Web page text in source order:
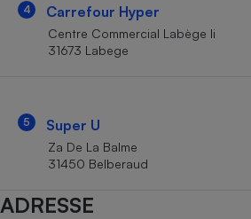
4 Carrefour Hyper
Centre Commercial Labège Ii
31673 Labege
5 Super U
Za De La Balme
31450 Belberaud
ADRESSE